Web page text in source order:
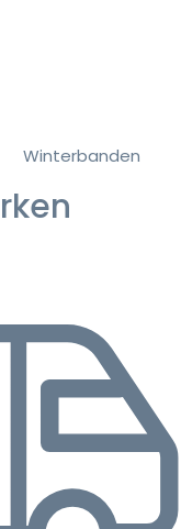
Winterbanden